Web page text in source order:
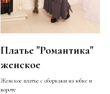
Платье "Романтика"
женское
Женское платье с оборками на юбке и
вороте